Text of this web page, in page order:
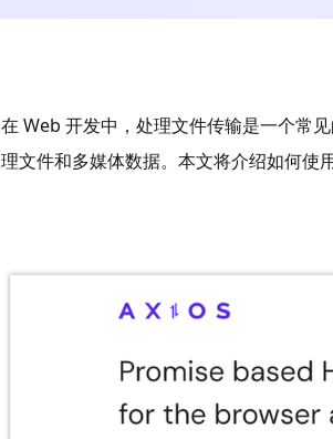
在 Web 开发中，处理文件传输是一个常
理文件和多媒体数据。本文将介绍如何使